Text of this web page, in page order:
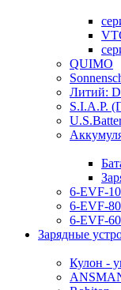
QUIMO
Литий:
S.I.A.P.
6-EVF-
6-EVF-
6-EVF-
Зарядные
Кулон -